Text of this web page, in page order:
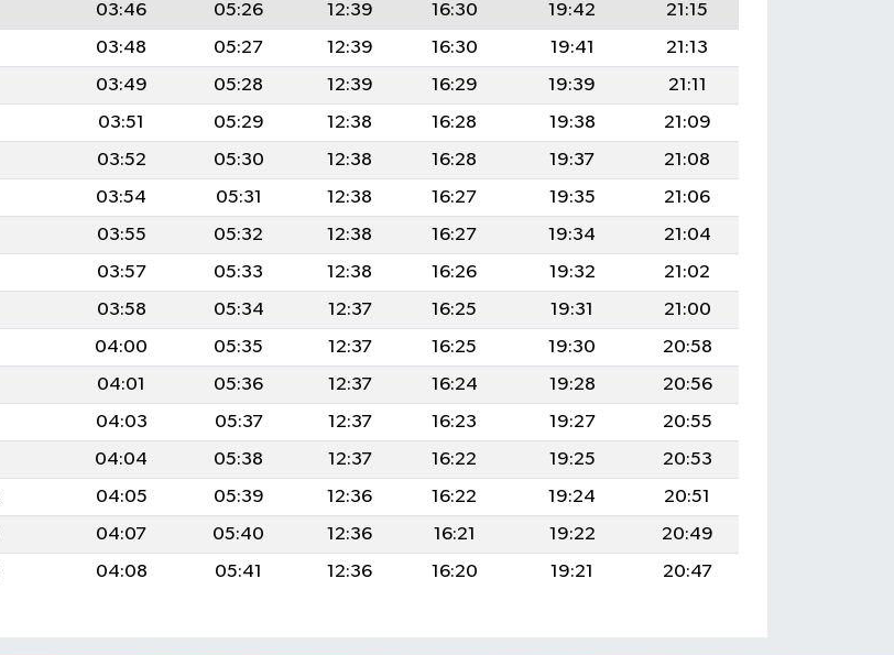
03:46 05:26 12:39 16:30 19:42
21:15
03:48 05:27 12:39 16:30 19:41
21:13
03:49 05:28 12:39 16:29 19:39
21:11
03:51 05:29 12:38 16:28 19:38
21:09
03:52 05:30 12:38 16:28 19:37
21:08
03:54 05:31 12:38 16:27 19:35
21:06
03:55 05:32 12:38 16:27 19:34
21:04
03:57 05:33 12:38 16:26 19:32
21:02
03:58 05:34 12:37 16:25 19:31
21:00
04:00 05:35 12:37 16:25 19:30
20:58
04:01 05:36 12:37 16:24 19:28
20:56
04:03 05:37 12:37 16:23 19:27
20:55
04:04 05:38 12:37 16:22 19:25
20:53
04:05 05:39 12:36 16:22 19:24
20:51
04:07 05:40 12:36 16:21 19:22
20:49
04:08 05:41 12:36 16:20 19:21 20:47